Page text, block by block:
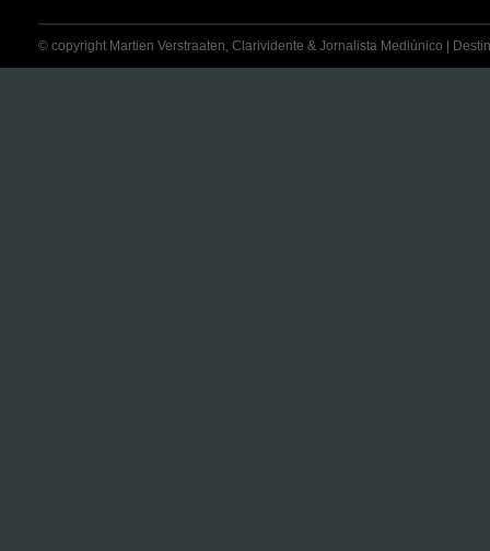
© copyright Martien Verstraaten, Clarividente & Jornalista Mediúnico |